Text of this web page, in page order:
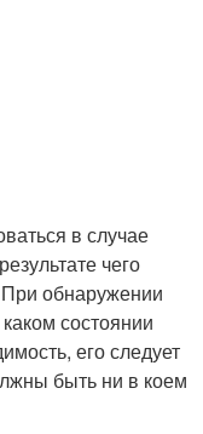
в случае
чего
При обнаружении
состоянии
его следует
быть ни в коем